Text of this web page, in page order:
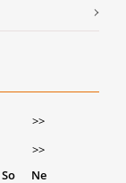
>>
>>
So Ne